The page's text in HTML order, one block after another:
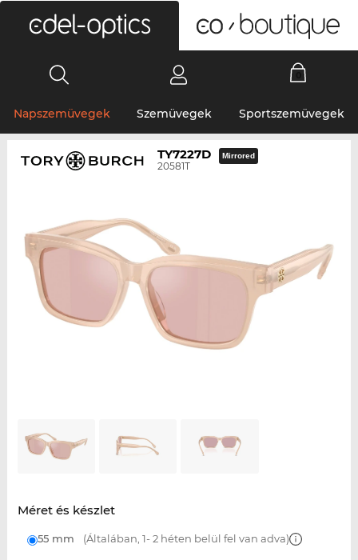
Napszemüvegek Szemüvegek Sportszemüvegek
TY7227D
20581T
Mirrored
Méret és készlet
55 mm (Általában, 1- 2 héten belül fel van adva)